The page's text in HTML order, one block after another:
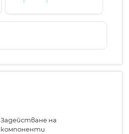
Задействане на
компоненти